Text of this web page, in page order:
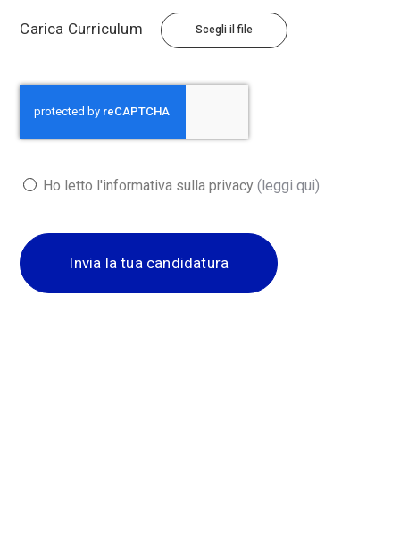
Carica Curriculum
Ho letto l'informativa sulla privacy(leggi qui)
Invia la tua candidatura